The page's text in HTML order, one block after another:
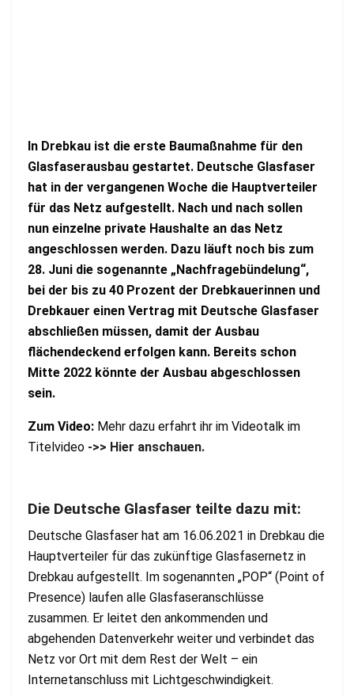
In Drebkau ist die erste Baumaßnahme für den
Glasfaserausbau gestartet. Deutsche Glasfaser
hat in der vergangenen Woche die Hauptverteiler
für das Netz aufgestellt. Nach und nach sollen
nun einzelne private Haushalte an das Netz
angeschlossen werden. Dazu läuft noch bis zum
28. Juni die sogenannte „Nachfragebündelung“,
bei der bis zu 40 Prozent der Drebkauerinnen und
Drebkauer einen Vertrag mit Deutsche Glasfaser
abschließen müssen, damit der Ausbau
flächendeckend erfolgen kann. Bereits schon
Mitte 2022 könnte der Ausbau abgeschlossen
sein.
Zum Video: Mehr dazu erfahrt ihr im Videotalk im
Titelvideo ->> Hier anschauen.
Die Deutsche Glasfaser teilte dazu mit:
Deutsche Glasfaser hat am 16.06.2021 in Drebkau die
Hauptverteiler für das zukünftige Glasfasernetz in
Drebkau aufgestellt. Im sogenannten „POP“ (Point of
Presence) laufen alle Glasfaseranschlüsse
zusammen. Er leitet den ankommenden und
abgehenden Datenverkehr weiter und verbindet das
Netz vor Ort mit dem Rest der Welt – ein
Internetanschluss mit Lichtgeschwindigkeit.